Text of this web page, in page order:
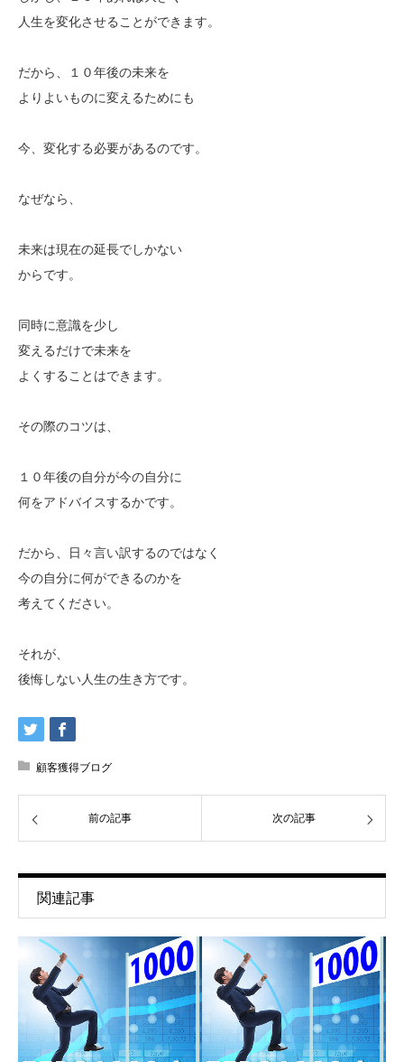
人生を変化させることができます。
だから、１０年後の未来を
よりよいものに変えるためにも
今、変化する必要があるのです。
なぜなら、
未来は現在の延長でしかない
からです。
同時に意識を少し
変えるだけで未来を
よくすることはできます。
その際のコツは、
１０年後の自分が今の自分に
何をアドバイスするかです。
だから、日々言い訳するのではなく
今の自分に何ができるのかを
考えてください。
それが、
後悔しない人生の生き方です。
顧客獲得ブログ
前の記事 次の記事
関連記事